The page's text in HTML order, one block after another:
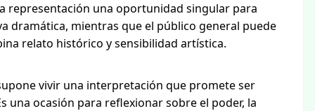
representación una oportunidad singular para
dramática, mientras que el público general puede
relato histórico y sensibilidad artística.
vivir una interpretación que promete ser
una ocasión para reflexionar sobre el poder, la